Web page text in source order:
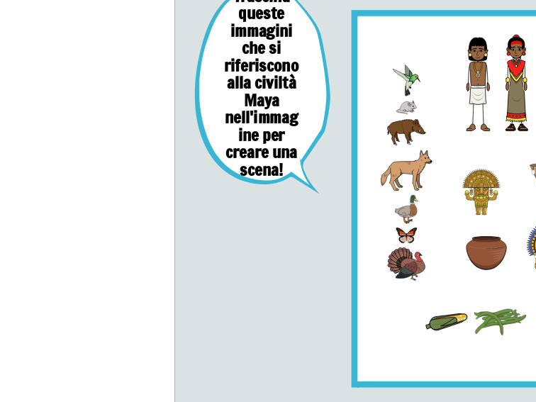
queste
immagini
che si
riferiscono
alla civiltà
Maya
nell'immag
ine per
creare una
scena!